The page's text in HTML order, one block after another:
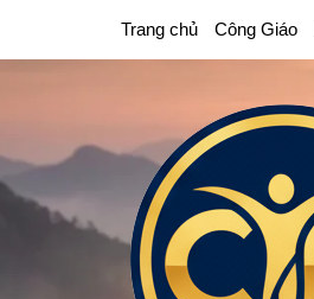
Trang chủ Công Giáo